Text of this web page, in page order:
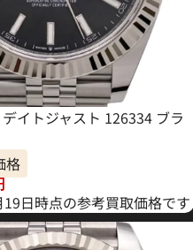
イトジャスト 126334 ブラ
格
日時点の参考買取価格です